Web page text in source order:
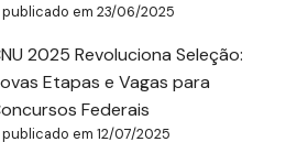
publicado em 23/06/2025
2025 Revoluciona Seleção:
Etapas e Vagas para
Federais
publicado em 12/07/2025